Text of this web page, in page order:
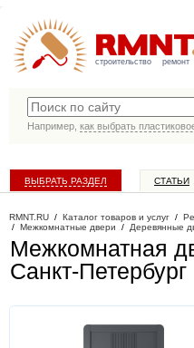
строительство ремонт
Например, как выбрать
ВЫБРАТЬ РАЗДЕЛ СТАТЬИ
RMNT.RU / Каталог товаров и услуг /
/ Межкомнатные двери / Деревянные
Межкомнатная
Санкт-Петербург